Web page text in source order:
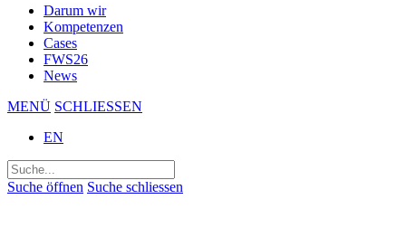
Darum wir
Kompetenzen
Cases
FWS26
News
MENÜ SCHLIESSEN
EN
Suchen
nach:
Suche öffnen Suche schliessen